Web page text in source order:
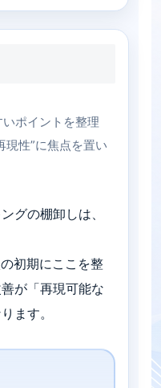
ポイントを整理
現性”に焦点を置い
グの棚卸しは、
初期にここを整
が「再現可能な
ます。